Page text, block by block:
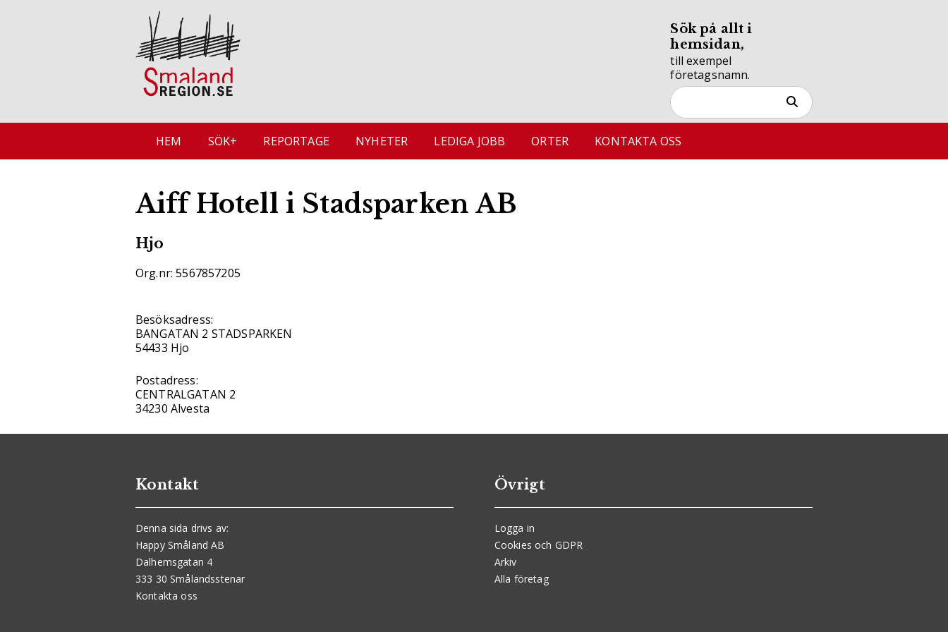
Sök på allt i
hemsidan,
till exempel
företagsnamn.
HEM SÖK+ REPORTAGE NYHETER LEDIGA JOBB ORTER KONTAKTA OSS
Aiff Hotell i Stadsparken AB
Hjo
Org.nr: 5567857205
Besöksadress:
BANGATAN 2 STADSPARKEN
54433 Hjo
Postadress:
CENTRALGATAN 2
34230 Alvesta
Kontakt
Denna sida drivs av:
Happy Småland AB
Dalhemsgatan 4
333 30 Smålandsstenar
Kontakta oss
Övrigt
Logga in
Cookies och GDPR
Arkiv
Alla företag